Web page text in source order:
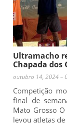
Ultramacho
Chapada dos
outubro 14, 2024 –
Competição
final de
Mato Grosso
levou atletas